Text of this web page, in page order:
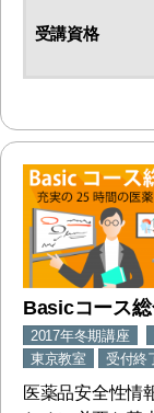
受講資格
Basicコース
2017年冬期講座
東京教室
受付終
医薬品安全性情